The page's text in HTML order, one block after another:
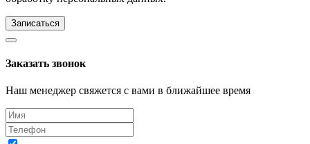
Записаться
Заказать звонок
Наш менеджер свяжется с вами в ближайшее время